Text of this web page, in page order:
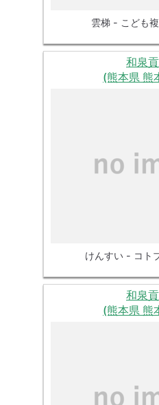
雲梯 - こども
和泉
(熊本県 熊
けんすい - コト
和泉
(熊本県 熊